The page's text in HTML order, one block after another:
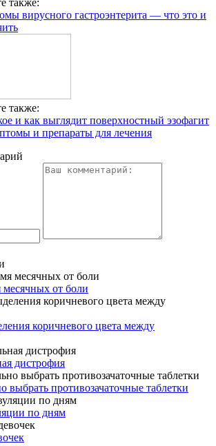
вирусного гастроэнтерита — что это и
также:
и как выглядит поверхностный эзофагит
и препараты для лечения
месячных от боли
коричневого цвета между
дистрофия
выбрать противозачаточные таблетки
по дням